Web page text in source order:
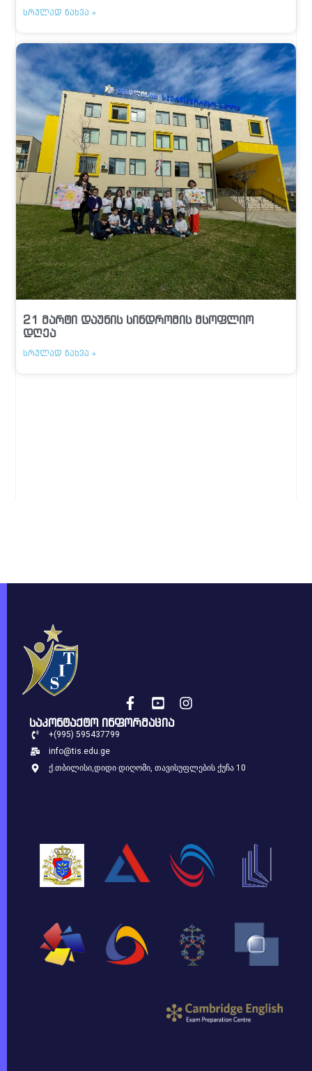
ᲡᲠᲣᲚᲐᲓ ᲜᲐᲮᲕᲐ »
21 მარტი დაუნის სინდრომის მსოფლიო
დღეა
ᲡᲠᲣᲚᲐᲓ ᲜᲐᲮᲕᲐ »
საკონტაქტო ინფორმაცია
+(995) 595437799
info@tis.edu.ge
ქ.თბილისი,დიდი დიღომი, თავისუფლების ქუჩა 10